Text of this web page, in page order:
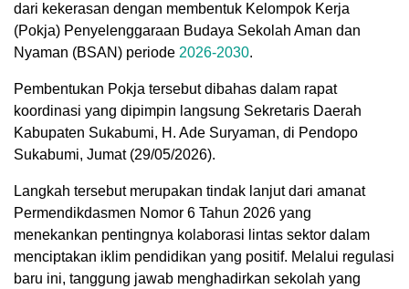
dari kekerasan dengan membentuk Kelompok Kerja
(Pokja) Penyelenggaraan Budaya Sekolah Aman dan
Nyaman (BSAN) periode 2026-2030.
Pembentukan Pokja tersebut dibahas dalam rapat
koordinasi yang dipimpin langsung Sekretaris Daerah
Kabupaten Sukabumi, H. Ade Suryaman, di Pendopo
Sukabumi, Jumat (29/05/2026).
Langkah tersebut merupakan tindak lanjut dari amanat
Permendikdasmen Nomor 6 Tahun 2026 yang
menekankan pentingnya kolaborasi lintas sektor dalam
menciptakan iklim pendidikan yang positif. Melalui regulasi
baru ini, tanggung jawab menghadirkan sekolah yang